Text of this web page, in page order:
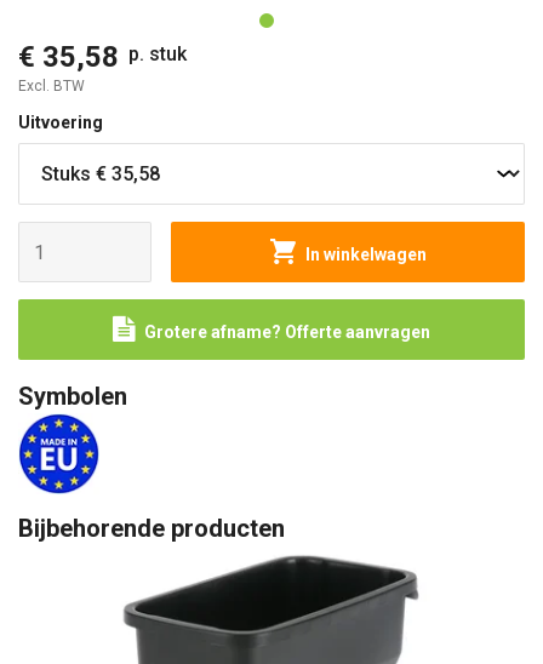
€ 35,58 p. stuk
Excl. BTW
Uitvoering
In winkelwagen
Grotere afname? Offerte aanvragen
Symbolen
Bijbehorende producten